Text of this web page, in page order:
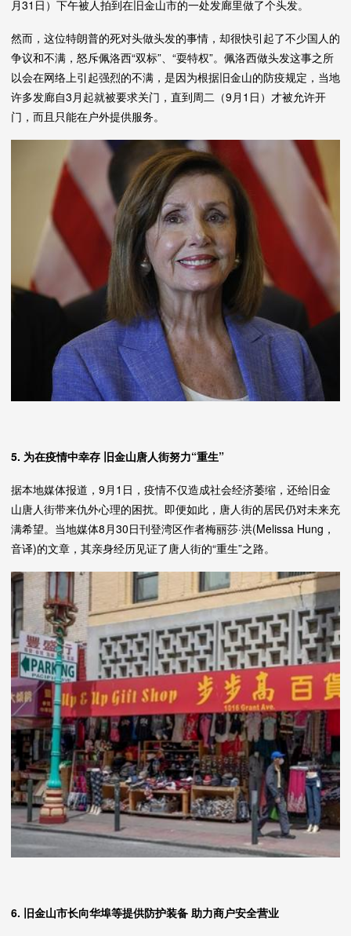
月31日）下午被人拍到在旧金山市的一处发廊里做了个头发。
然而，这位特朗普的死对头做头发的事情，却很快引起了不少国人的
争议和不满，怒斥佩洛西“双标”、“耍特权”。佩洛西做头发这事之所
以会在网络上引起强烈的不满，是因为根据旧金山的防疫规定，当地
许多发廊自3月起就被要求关门，直到周二（9月1日）才被允许开
门，而且只能在户外提供服务。
5. 为在疫情中幸存 旧金山唐人街努力“重生”
据本地媒体报道，9月1日，疫情不仅造成社会经济萎缩，还给旧金
山唐人街带来仇外心理的困扰。即便如此，唐人街的居民仍对未来充
满希望。当地媒体8月30日刊登湾区作者梅丽莎·洪(Melissa Hung，
音译)的文章，其亲身经历见证了唐人街的“重生”之路。
6. 旧金山市长向华埠等提供防护装备 助力商户安全营业